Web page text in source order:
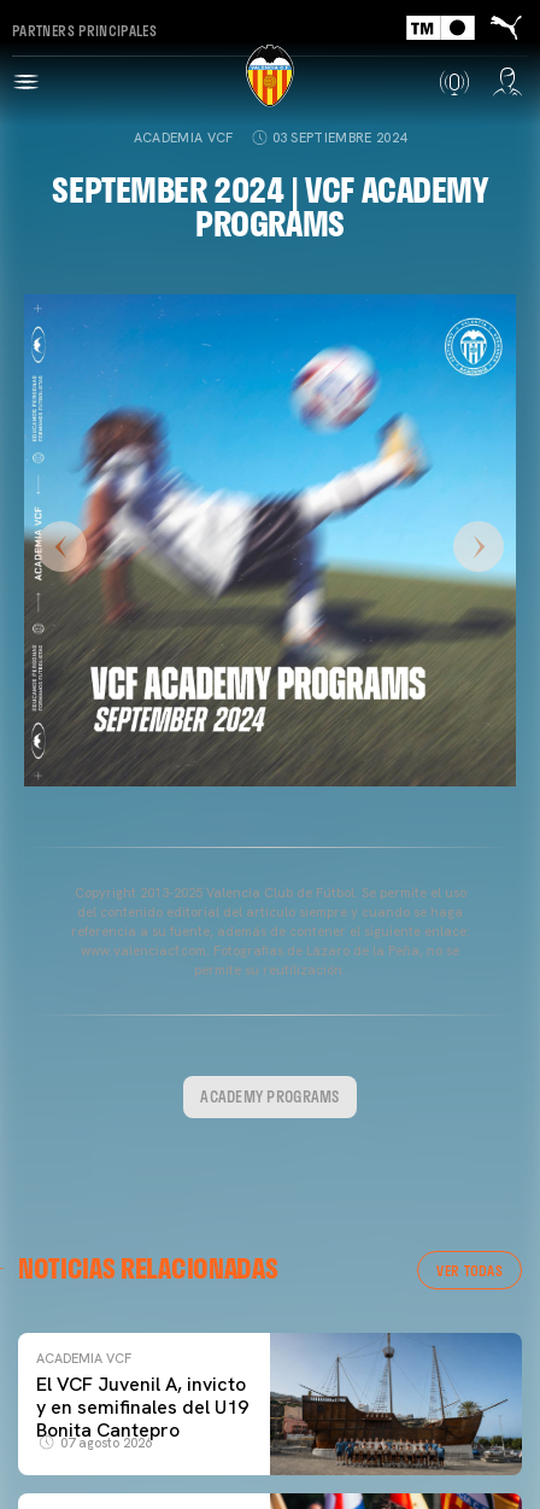
PARTNERS PRINCIPALES
ACADEMIA VCF 03 SEPTIEMBRE 2024
SEPTEMBER 2024 | VCF ACADEMY
PROGRAMS
Copyright 2013-2025 Valencia Club de Fútbol. Se permite el uso
del contenido editorial del artículo siempre y cuando se haga
referencia a su fuente, además de contener el siguiente enlace:
www.valenciacf.com. Fotografías de Lázaro de la Peña, no se
permite su reutilización.
ACADEMY PROGRAMS
NOTICIAS RELACIONADAS VER TODAS
ACADEMIA VCF
El VCF Juvenil A, invicto
y en semifinales del U19
Bonita Cantepro
07 agosto 2026